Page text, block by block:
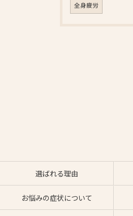
全身疲労
選ばれる理由
お悩みの症状について